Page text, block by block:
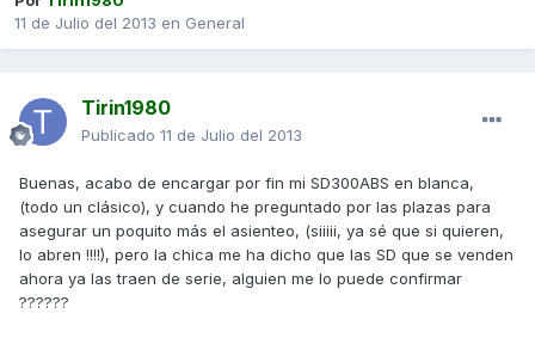
11 de Julio del 2013 en General
Tirin1980
Publicado 11 de Julio del 2013
Buenas, acabo de encargar por fin mi SD300ABS en blanca,
(todo un clásico), y cuando he preguntado por las plazas para
asegurar un poquito más el asienteo, (siiiii, ya sé que si quieren,
lo abren !!!!), pero la chica me ha dicho que las SD que se venden
ahora ya las traen de serie, alguien me lo puede confirmar
??????